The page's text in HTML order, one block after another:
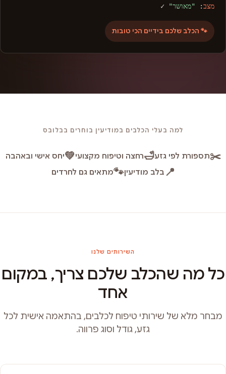
מצב: "מאושר" ✓
🐾 הכלב שלכם בידיים הכי טובות
למה בעלי הכלבים במודיעין בוחרים בבלובס
✂️תספורת לפי גזע🛁רחצה וטיפוח מקצועי💚יחס אישי ובאהבה
📍 בלב מודיעין🐾מתאים גם לחרדים
השירותים שלנו
כל מה שהכלב שלכם צריך, במקום
אחד
מבחר מלא של שירותי טיפוח לכלבים, בהתאמה אישית לכל
גזע, גודל וסוג פרווה.